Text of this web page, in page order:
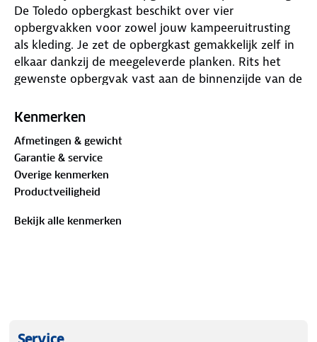
De Toledo opbergkast beschikt over vier
opbergvakken voor zowel jouw kampeeruitrusting
als kleding. Je zet de opbergkast gemakkelijk zelf in
elkaar dankzij de meegeleverde planken. Rits het
gewenste opbergvak vast aan de binnenzijde van de
eenvoudig opbergruimte voor al jouw spullen. Je
hebt! Gebruik je de kast liever als hangkast? Hang
jouw items dan aan de kledingroede en verwijder de
planken.
Belangrijkste voordelen:
• Compact opvouwbaar
Kenmerken
Afmetingen & gewicht
Garantie & service
Overige kenmerken
Productveiligheid
Bekijk alle kenmerken